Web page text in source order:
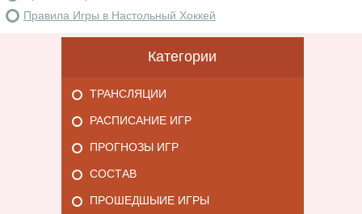
Правила Игры в Настольный Хоккей
Категории
ТРАНСЛЯЦИИ
РАСПИСАНИЕ ИГР
ПРОГНОЗЫ ИГР
СОСТАВ
ПРОШЕДШЫИЕ ИГРЫ